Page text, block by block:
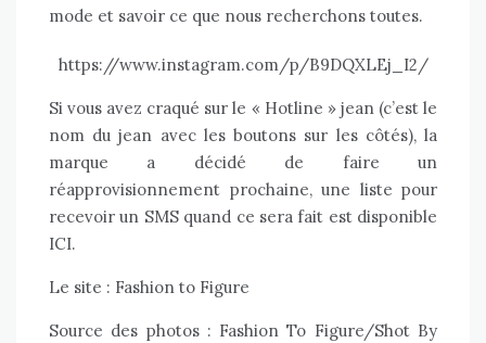
mode et savoir ce que nous recherchons toutes.
https://www.instagram.com/p/B9DQXLEj_I2/
Si vous avez craqué sur le « Hotline » jean (c’est le
nom du jean avec les boutons sur les côtés), la
marque a décidé de faire un
réapprovisionnement prochaine, une liste pour
recevoir un SMS quand ce sera fait est disponible
ICI.
Le site : Fashion to Figure
Source des photos : Fashion To Figure/Shot By